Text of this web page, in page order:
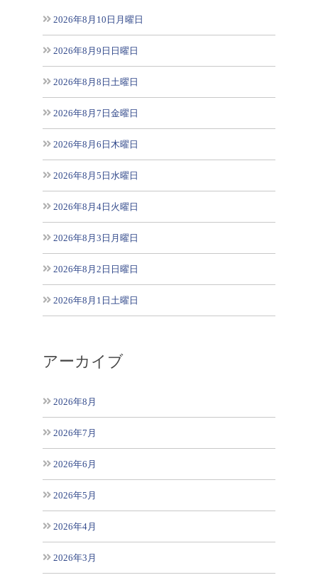
2026年8月10日月曜日
2026年8月9日日曜日
2026年8月8日土曜日
2026年8月7日金曜日
2026年8月6日木曜日
2026年8月5日水曜日
2026年8月4日火曜日
2026年8月3日月曜日
2026年8月2日日曜日
2026年8月1日土曜日
アーカイブ
2026年8月
2026年7月
2026年6月
2026年5月
2026年4月
2026年3月